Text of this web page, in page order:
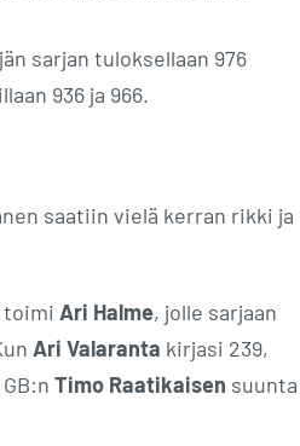
sarjan tuloksellaan 976
936 ja 966.
saatiin vielä kerran rikki ja
toimi Ari Halme, jolle sarjaan
Ari Valaranta kirjasi 239,
Timo Raatikaisen suunta